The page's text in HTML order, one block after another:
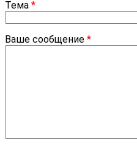
Тема *
Ваше сообщение *